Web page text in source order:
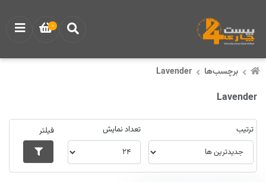
برچسب‌ها Lavender
Lavender
ترتیب تعداد نمایش فیلتر
0